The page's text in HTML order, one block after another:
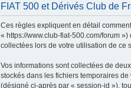
FIAT 500 et Dérivés Club de
Ces règles expliquent en détail
« https://www.club-fiat-500.com/forum
collectées lors de votre utilisation de ce
Vos informations sont collectées de
stockés dans les fichiers temporaires
(désigné ci-après par « session-id »),